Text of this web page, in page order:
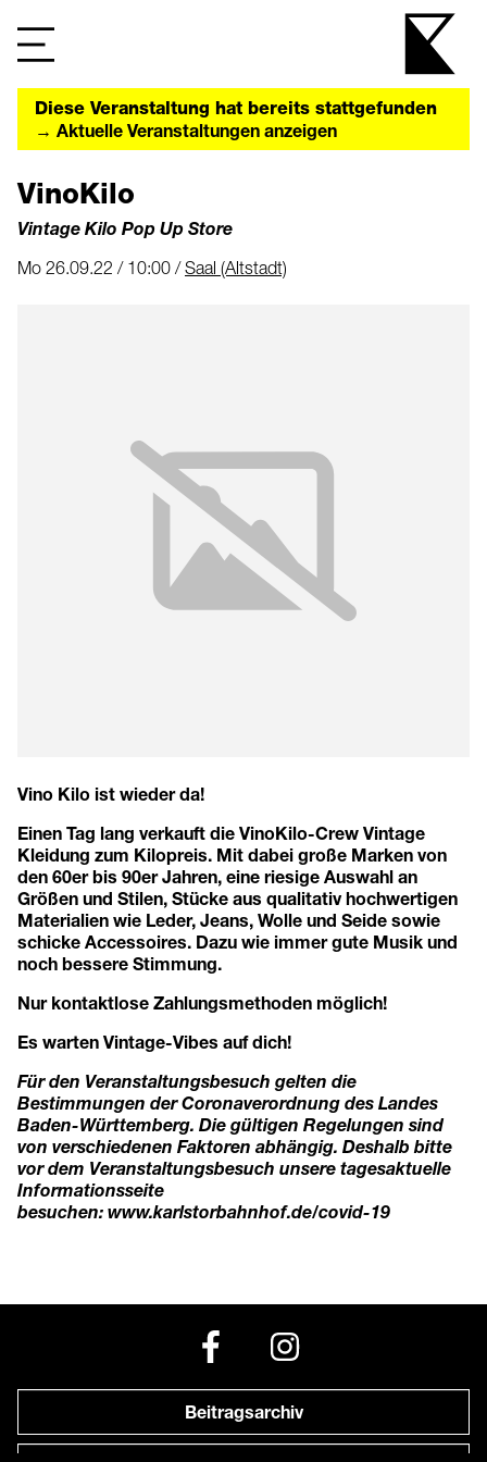
Diese Veranstaltung hat bereits stattgefunden
→ Aktuelle Veranstaltungen anzeigen
VinoKilo
Vintage Kilo Pop Up Store
Mo 26.09.22 / 10:00 /Saal (Altstadt)
Vino Kilo ist wieder da!
Einen Tag lang verkauft die VinoKilo-Crew Vintage
Kleidung zum Kilopreis. Mit dabei große Marken von
den 60er bis 90er Jahren, eine riesige Auswahl an
Größen und Stilen, Stücke aus qualitativ hochwertigen
Materialien wie Leder, Jeans, Wolle und Seide sowie
schicke Accessoires. Dazu wie immer gute Musik und
noch bessere Stimmung.
Nur kontaktlose Zahlungsmethoden möglich!
Es warten Vintage-Vibes auf dich!
Für den Veranstaltungsbesuch gelten die
Bestimmungen der Coronaverordnung des Landes
Baden-Württemberg. Die gültigen Regelungen sind
von verschiedenen Faktoren abhängig. Deshalb bitte
vor dem Veranstaltungsbesuch unsere tagesaktuelle
Informationsseite
besuchen: www.karlstorbahnhof.de/covid-19
Beitragsarchiv